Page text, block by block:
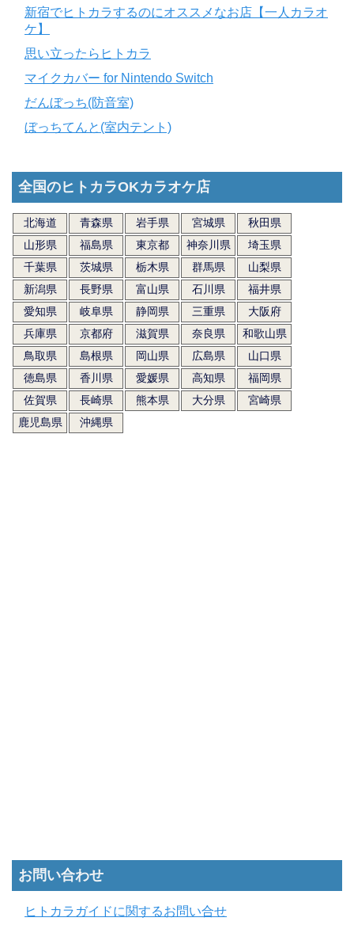
新宿でヒトカラするのにオススメなお店【一人カラオ
ケ】
思い立ったらヒトカラ
マイクカバー for Nintendo Switch
だんぼっち(防音室)
ぼっちてんと(室内テント)
全国のヒトカラOKカラオケ店
北海道 青森県 岩手県 宮城県
秋田県
山形県
福島県 東京都 神奈川県
埼玉県
千葉県
茨城県 栃木県 群馬県
山梨県
新潟県
長野県 富山県 石川県
福井県
愛知県
岐阜県 静岡県 三重県
大阪府
兵庫県
京都府 滋賀県 奈良県
和歌山県
鳥取県
島根県 岡山県 広島県
山口県
徳島県
香川県 愛媛県 高知県
福岡県
佐賀県
長崎県 熊本県 大分県
宮崎県
鹿児島県
沖縄県
お問い合わせ
ヒトカラガイドに関するお問い合せ